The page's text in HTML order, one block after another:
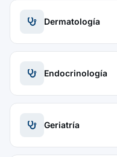
Dermatología
Endocrinología
Geriatría